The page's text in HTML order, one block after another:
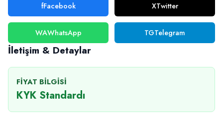
fFacebook XTwitter
WAWhatsApp TGTelegram
İletişim & Detaylar
FIYAT BILGISI
KYK Standardı